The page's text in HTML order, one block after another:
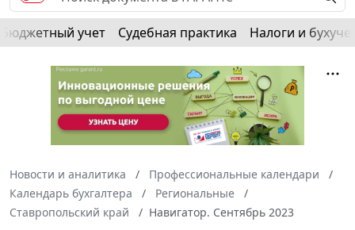
Бюджетный учет Судебная практика Налоги и
Новости и аналитика
Профессиональные календари
Календарь бухгалтера
Региональные
Ставропольский край
Навигатор. Сентябрь 2023